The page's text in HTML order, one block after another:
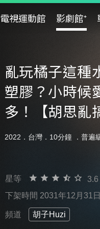
電視運動館 影劇館⁺
亂玩橘子這種
塑膠？小時候
多！【胡思亂
2022．台灣．10分鐘 ． 普遍
星等
3.6
下架時間 2031年12月31日
頻道 胡子Huzi